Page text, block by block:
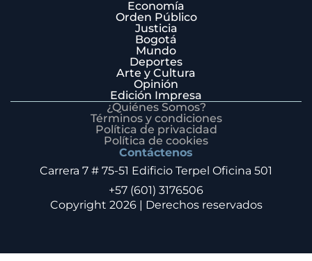
Economía
Orden Público
Justicia
Bogotá
Mundo
Deportes
Arte y Cultura
Opinión
Edición Impresa
¿Quiénes Somos?
Términos y condiciones
Política de privacidad
Política de cookies
Contáctenos
Carrera 7 # 75-51 Edificio Terpel Oficina 501
+57 (601) 3176506
Copyright 2026 | Derechos reservados